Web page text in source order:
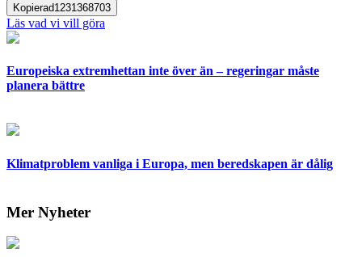
Kopierad1231368703
Läs vad vi vill göra
Europeiska extremhettan inte över än – regeringar måste
planera bättre
Klimatproblem vanliga i Europa, men beredskapen är dålig
Mer Nyheter